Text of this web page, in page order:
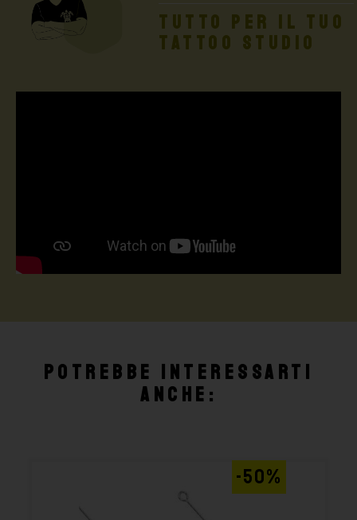
TUTTO PER IL TUO
TATTOO STUDIO
Potrebbe interessarti
anche:
-50%